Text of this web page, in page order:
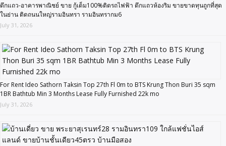
ตึกแถว-อาคารพาณิชย์ ขาย กู้เต็ม100%ติดรถไฟฟ้า ตึกแถวห้องริม ขายขาดทุนถูกที่สุด
ในย่าน ติดถนนใหญ่รามอินทรา รามอินทรากม6
July 31, 2026
For Rent Ideo Sathorn Taksin Top 27th Fl 0m to BTS Krung Thon Buri 35 sqm
1BR Bathtub Min 3 Months Lease Fully Furnished 22k mo
July 31, 2026